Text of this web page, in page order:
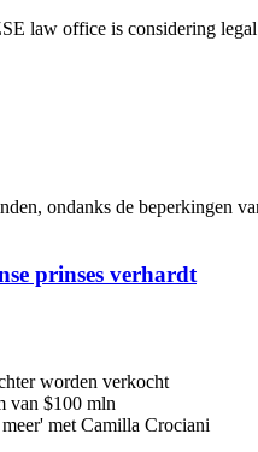
law office is considering
ondanks de beperkingen
prinses verhardt
worden verkocht
van $100 mln
met Camilla Crociani